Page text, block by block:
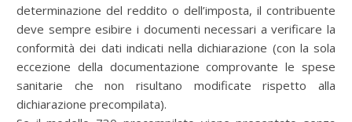
determinazione del reddito o dell’imposta, il contribuente
deve sempre esibire i documenti necessari a verificare la
conformità dei dati indicati nella dichiarazione (con la sola
eccezione della documentazione comprovante le spese
sanitarie che non risultano modificate rispetto alla
dichiarazione precompilata).